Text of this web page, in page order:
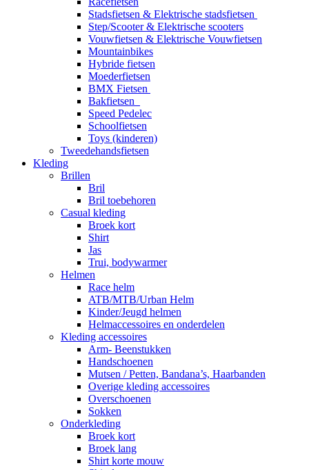
Stadsfietsen & Elektrische stadsfietsen
Step/Scooter & Elektrische scooters
Vouwfietsen & Elektrische Vouwfietsen
Mountainbikes
Hybride fietsen
Moederfietsen
BMX Fietsen
Bakfietsen
Speed Pedelec
Schoolfietsen
Toys (kinderen)
Tweedehandsfietsen
Kleding
Brillen
Bril
Bril toebehoren
Casual kleding
Broek kort
Shirt
Jas
Trui, bodywarmer
Helmen
Race helm
ATB/MTB/Urban Helm
Kinder/Jeugd helmen
Helmaccessoires en onderdelen
Kleding accessoires
Arm- Beenstukken
Handschoenen
Mutsen / Petten, Bandana’s, Haarbanden
Overige kleding accessoires
Overschoenen
Sokken
Onderkleding
Broek kort
Broek lang
Shirt korte mouw